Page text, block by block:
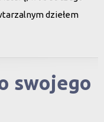
dziełem
swojego